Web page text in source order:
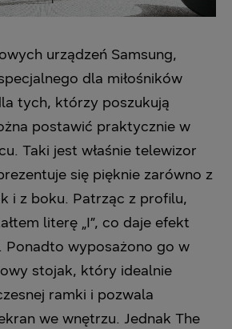
urządzeń Samsung,
dla miłośników
tych, którzy poszukują
postawić praktycznie w
Taki jest właśnie telewizor
się pięknie zarówno z
i z boku. Patrząc z profilu,
literę „I”, co daje efekt
Ponadto wyposażono go w
stojak, który idealnie
ramki i pozwala
we wnętrzu. Jednak The